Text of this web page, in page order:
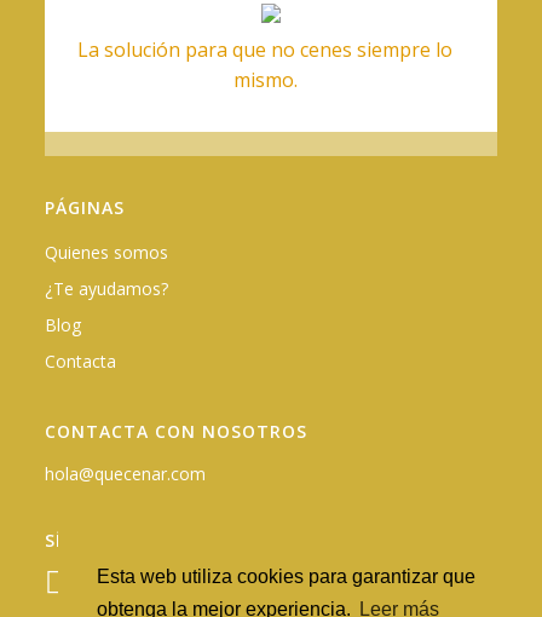
Esta web utiliza cookies para garantizar que
obtenga la mejor experiencia.
Leer más
La solución para que no cenes siempre lo
mismo.
PÁGINAS
Quienes somos
¿Te ayudamos?
Blog
Contacta
CONTACTA CON NOSOTROS
hola@quecenar.com
SÍGUENOS EN REDES